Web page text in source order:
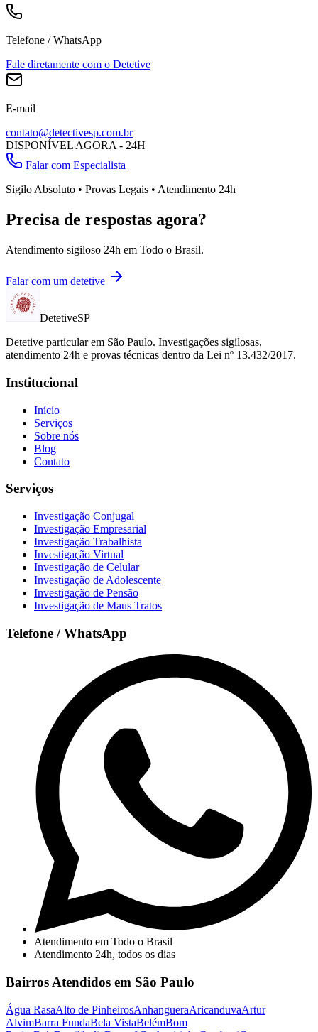
Telefone / WhatsApp
Fale diretamente com o Detetive
E-mail
contato@detectivesp.com.br
DISPONÍVEL AGORA - 24H
Falar com Especialista
Sigilo Absoluto • Provas Legais • Atendimento 24h
Precisa de respostas agora?
Atendimento sigiloso 24h em Todo o Brasil.
Falar com um detetive
DetetiveSP
Detetive particular em São Paulo. Investigações sigilosas,
atendimento 24h e provas técnicas dentro da Lei nº 13.432/2017.
Institucional
Início
Serviços
Sobre nós
Blog
Contato
Serviços
Investigação Conjugal
Investigação Empresarial
Investigação Trabalhista
Investigação Virtual
Investigação de Celular
Investigação de Adolescente
Investigação de Pensão
Investigação de Maus Tratos
Telefone / WhatsApp
Atendimento em Todo o Brasil
Atendimento 24h, todos os dias
Bairros Atendidos em São Paulo
Água RasaAlto de PinheirosAnhangueraAricanduvaArtur
AlvimBarra FundaBela VistaBelémBom